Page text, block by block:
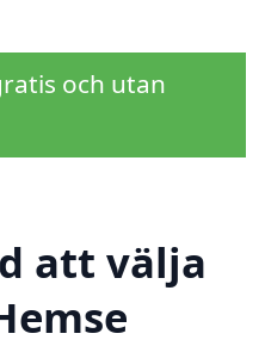
och utan
att välja